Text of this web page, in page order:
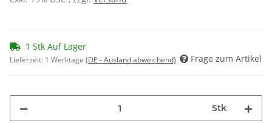
1 Stk Auf Lager
Lieferzeit: 1 Werktage (DE - Ausland abweichend) Frage zum Artikel
Stk